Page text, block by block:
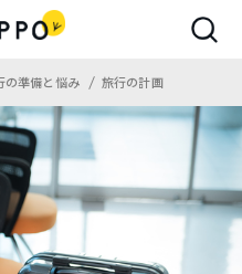
の準備と悩み 旅行の計画